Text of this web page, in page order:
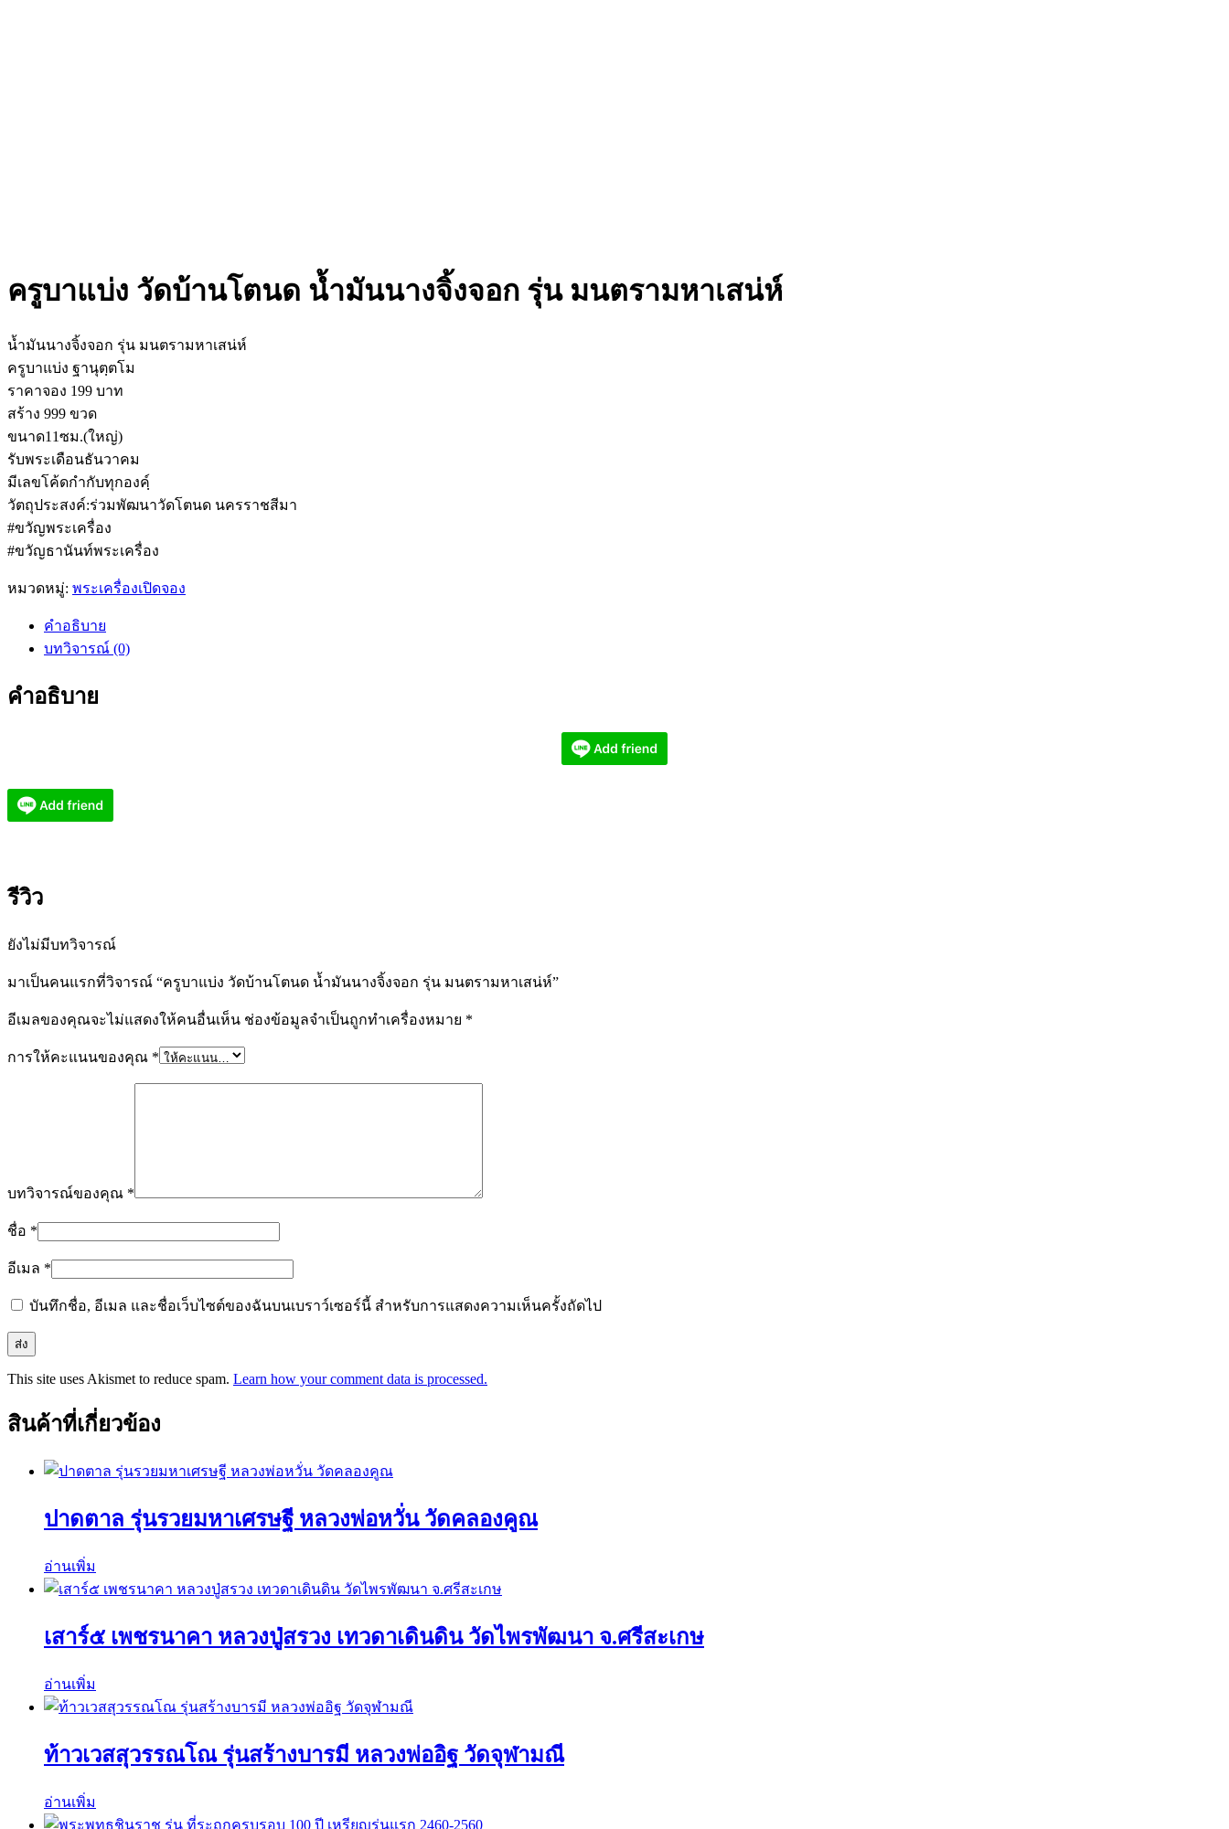
ครูบาแบ่ง วัดบ้านโตนด น้ำมันนางจิ้งจอก รุ่น มนตรามหาเสน่ห์
น้ำมันนางจิ้งจอก รุ่น มนตรามหาเสน่ห์
ครูบาแบ่ง ฐานุตฺตโม
ราคาจอง 199 บาท
สร้าง 999 ขวด
ขนาด11ซม.(ใหญ่)
รับพระเดือนธันวาคม
มีเลขโค้ดกำกับทุกองคฺ์
วัตถุประสงค์:ร่วมพัฒนาวัดโตนด นครราชสีมา
#ขวัญพระเครื่อง
#ขวัญธานันท์พระเครื่อง
หมวดหมู่: พระเครื่องเปิดจอง
คำอธิบาย
บทวิจารณ์ (0)
คำอธิบาย
รีวิว
ยังไม่มีบทวิจารณ์
มาเป็นคนแรกที่วิจารณ์ “ครูบาแบ่ง วัดบ้านโตนด น้ำมันนางจิ้งจอก รุ่น มนตรามหาเสน่ห์”
อีเมลของคุณจะไม่แสดงให้คนอื่นเห็น ช่องข้อมูลจำเป็นถูกทำเครื่องหมาย *
การให้คะแนนของคุณ *
บทวิจารณ์ของคุณ *
ชื่อ *
อีเมล *
บันทึกชื่อ, อีเมล และชื่อเว็บไซต์ของฉันบนเบราว์เซอร์นี้ สำหรับการแสดงความเห็นครั้งถัดไป
This site uses Akismet to reduce spam. Learn how your comment data is processed.
สินค้าที่เกี่ยวข้อง
ปาดตาล รุ่นรวยมหาเศรษฐี หลวงพ่อหวั่น วัดคลองคูณ
อ่านเพิ่ม
เสาร์๕ เพชรนาคา หลวงปู่สรวง เทวดาเดินดิน วัดไพรพัฒนา จ.ศรีสะเกษ
อ่านเพิ่ม
ท้าวเวสสุวรรณโณ รุ่นสร้างบารมี หลวงพ่ออิฐ วัดจุฬามณี
อ่านเพิ่ม